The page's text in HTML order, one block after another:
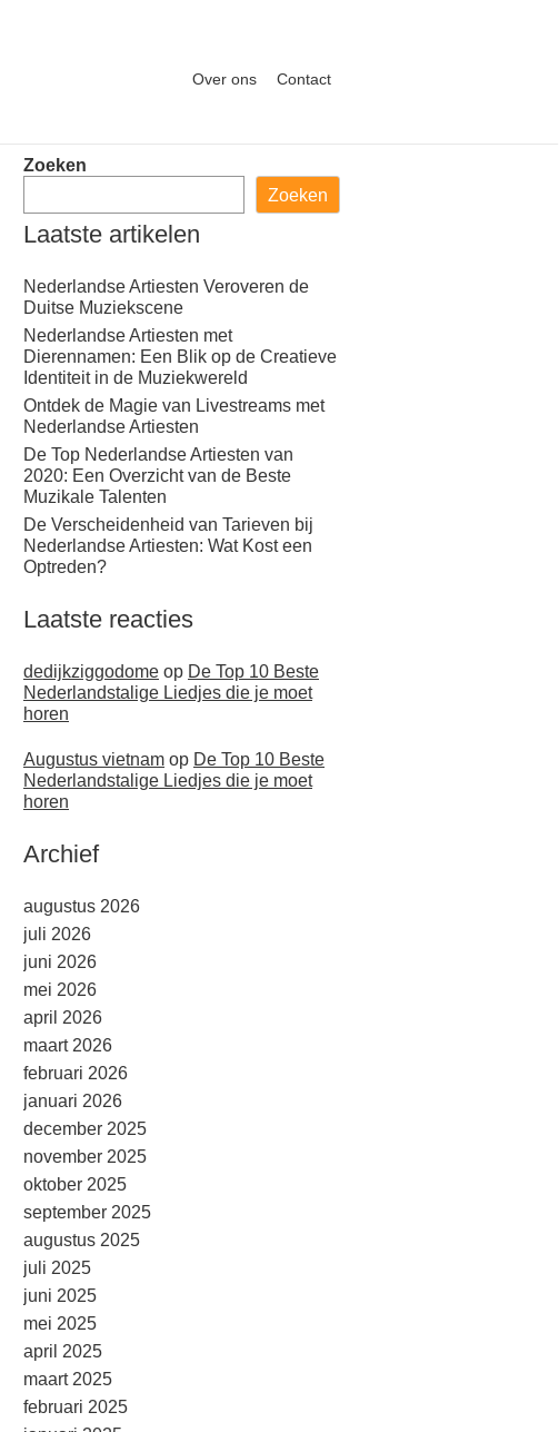
Over ons Contact
Zoeken
Zoeken
Laatste artikelen
Nederlandse Artiesten Veroveren de
Duitse Muziekscene
Nederlandse Artiesten met
Dierennamen: Een Blik op de Creatieve
Identiteit in de Muziekwereld
Ontdek de Magie van Livestreams met
Nederlandse Artiesten
De Top Nederlandse Artiesten van
2020: Een Overzicht van de Beste
Muzikale Talenten
De Verscheidenheid van Tarieven bij
Nederlandse Artiesten: Wat Kost een
Optreden?
Laatste reacties
dedijkziggodome op De Top 10 Beste
Nederlandstalige Liedjes die je moet
horen
Augustus vietnam op De Top 10 Beste
Nederlandstalige Liedjes die je moet
horen
Archief
augustus 2026
juli 2026
juni 2026
mei 2026
april 2026
maart 2026
februari 2026
januari 2026
december 2025
november 2025
oktober 2025
september 2025
augustus 2025
juli 2025
juni 2025
mei 2025
april 2025
maart 2025
februari 2025